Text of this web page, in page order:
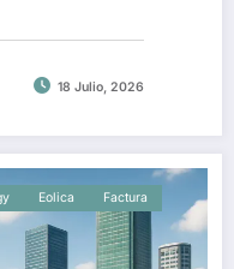
18 Julio, 2026
Eolica
Factura